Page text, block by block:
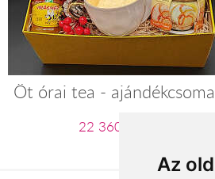
Az
Öt órai tea -
22 360 Ft-tól